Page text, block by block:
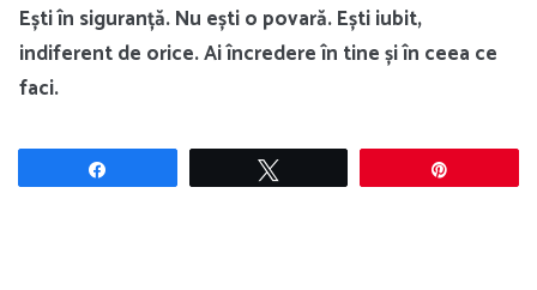
Ești în siguranță. Nu ești o povară. Ești iubit,
indiferent de orice. Ai încredere în tine și în ceea ce
faci.